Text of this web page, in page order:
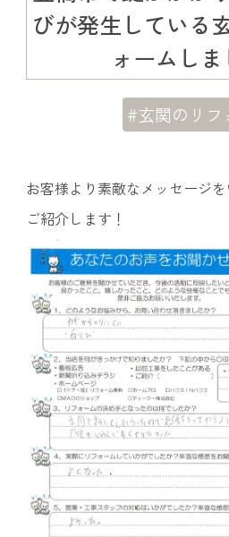
びが発生している
ォームしま
#玄関のリフ
お客様より素敵なメッセージ
ご紹介します！